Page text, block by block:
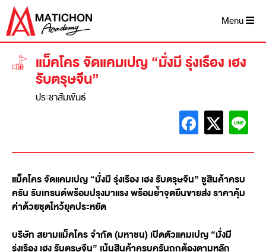
Menu
แม็คโคร จัดแคมเปญ “มั่งมี รุ่งเรือง เฮง
รับตรุษจีน”
ประชาสัมพันธ์
แม็คโคร จัดแคมเปญ “มั่งมี รุ่งเรือง เฮง รับตรุษจีน” ชูสินค้าครบ
ครัน รับเทรนด์พร้อมปรุงมาแรง พร้อมย้ำจุดยืนขายส่ง ราคาคุ้ม
ค่าด้วยชุดไหว้ยุคประหยัด
บริษัท สยามแม็คโคร จำกัด (มหาชน) เปิดตัวแคมเปญ “มั่งมี
รุ่งเรือง เฮง รับตรุษจีน” เน้นสินค้าครบครันถูกต้องตามหลัก